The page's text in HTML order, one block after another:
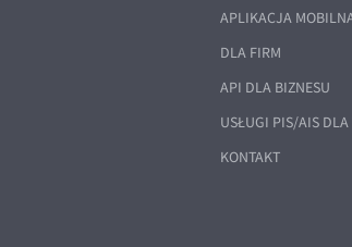
APLIKACJA
DLA FIRM
API DLA BIZNESU
USŁUGI PIS/AIS DLA
KONTAKT